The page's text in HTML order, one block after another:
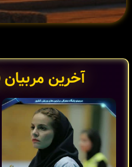
آخرین